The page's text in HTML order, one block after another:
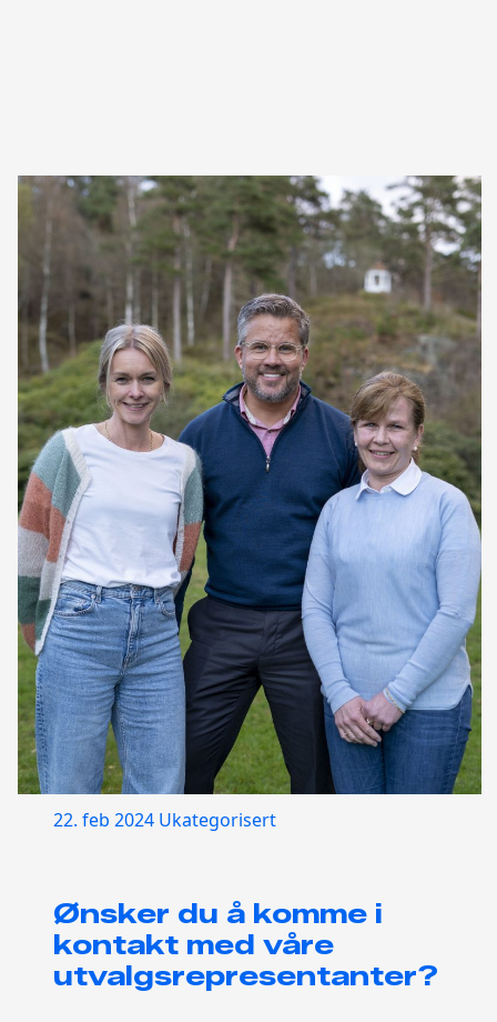
22. feb 2024 Ukategorisert
Ønsker du å komme i
kontakt med våre
utvalgsrepresentanter?